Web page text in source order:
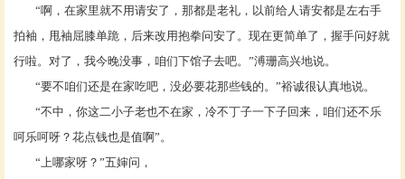
“啊，在家里就不用请安了，那都是老礼，以前给人请安都是左右手
拍袖，甩袖屈膝单跪，后来改用抱拳问安了。现在更简单了，握手问好就
行啦。对了，我今晚没事，咱们下馆子去吧。”溥珊高兴地说。
“要不咱们还是在家吃吧，没必要花那些钱的。”裕诚很认真地说。
“不中，你这二小子老也不在家，冷不丁子一下子回来，咱们还不乐
呵乐呵呀？花点钱也是值啊”。
“上哪家呀？”五婶问，